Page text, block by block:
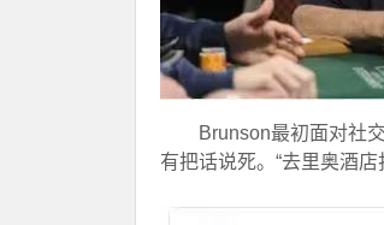
Brunson最初面对社
有把话说死。“去里奥酒